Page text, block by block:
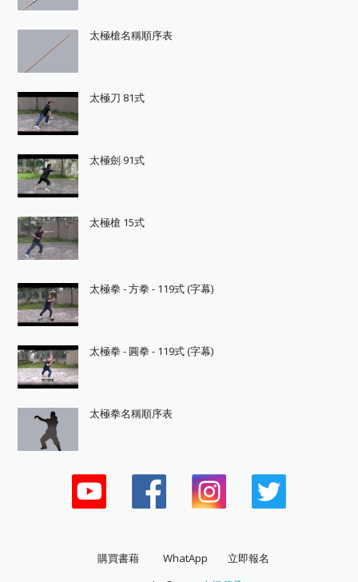
太極槍名稱順序表
太極刀 81式
太極劍 91式
太極槍 15式
太極拳 - 方拳 - 119式 (字幕)
太極拳 - 圓拳 - 119式 (字幕)
太極拳名稱順序表
購買書藉 WhatApp
立即報名